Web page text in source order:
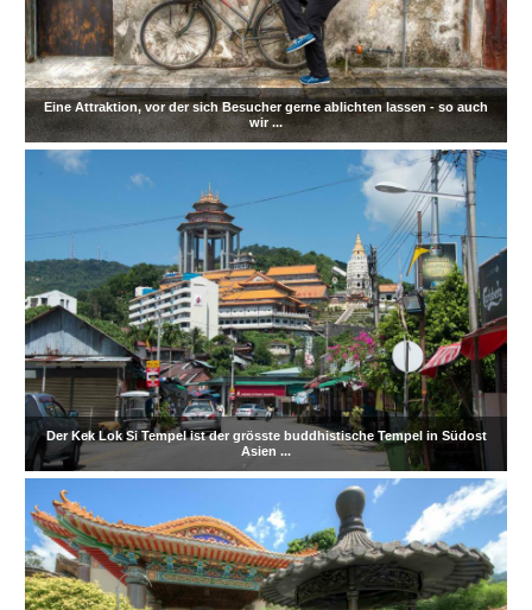
Eine Attraktion, vor der sich Besucher gerne ablichten lassen - so auch
wir ...
Der Kek Lok Si Tempel ist der grösste buddhistische Tempel in Südost
Asien ...